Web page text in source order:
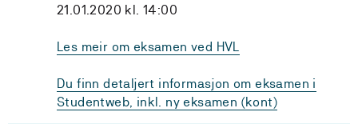
21.01.2020 kl. 14:00
Les meir om eksamen ved HVL
Du finn detaljert informasjon om eksamen i
Studentweb, inkl. ny eksamen (kont)